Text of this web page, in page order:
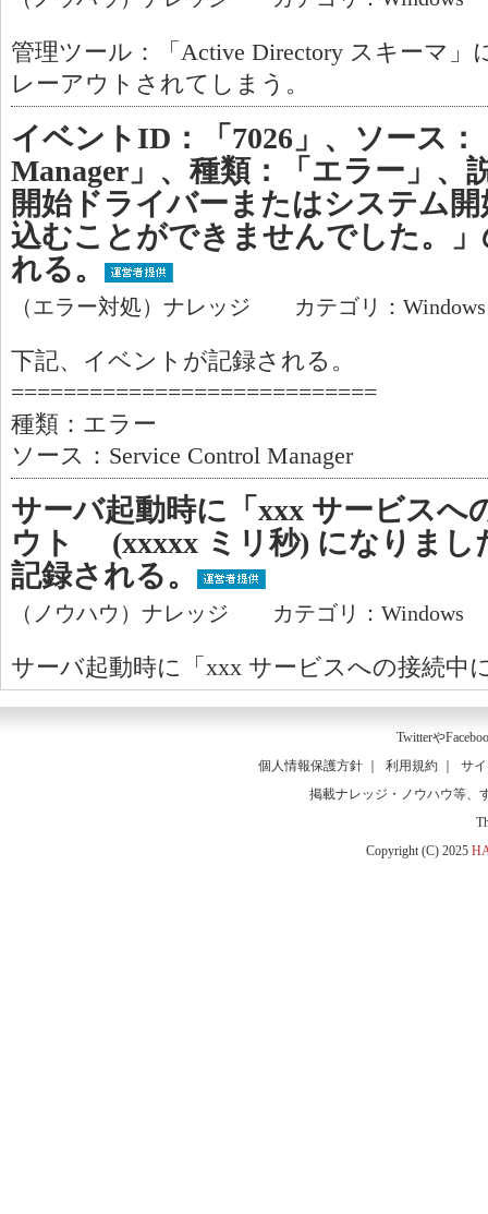
管理ツール：「Active Directory スキーマ
レーアウトされてしまう。
イベントID：「7026」、ソース：
Manager」、種類：「エラー」、
開始ドライバーまたはシステム
込むことができませんでした。
れる。
（エラー対処）ナレッジ カテゴリ：
下記、イベントが記録される。
============================
種類：エラー
ソース：Service Control Manager
サーバ起動時に「xxx サービスへ
ウト (xxxxx ミリ秒) になりまし
記録される。
（ノウハウ）ナレッジ カテゴリ：Windows
サーバ起動時に「xxx サービスへの接続中
Twitterや
個人情報保護方針
利用規約
サ
掲載ナレッジ・ノウハウ等、
Copyright (C) 2025